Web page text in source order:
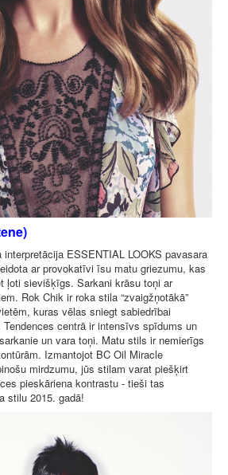
ESSENTIAL LOOKS pavasara
ar provokatīvi īsu matu griezumu, kas
ļoti sievišķīgs. Sarkani krāsu toņi ar
Rok Chik ir roka stila “zvaigžņotākā”
kuras vēlas sniegt sabiedrībai
centrā ir intensīvs spīdums un
un vara toņi. Matu stils ir nemierīgs
Izmantojot BC Oil Miracle
mirdzumu, jūs stilam varat piešķirt
pieskāriena kontrastu - tieši tas
stilu 2015. gadā!